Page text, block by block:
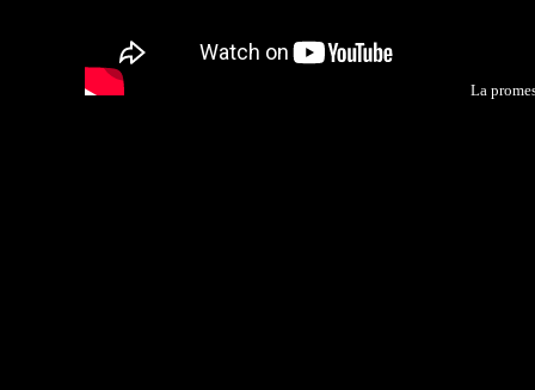
La